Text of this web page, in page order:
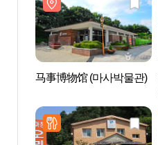
马事博物馆 (마사박물관)